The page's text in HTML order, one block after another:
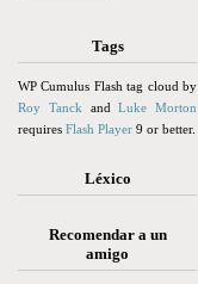
Tags
WP Cumulus Flash tag cloud by
Roy Tanck andLuke Morton
requires Flash Player 9 or better.
Léxico
Recomendar a un
amigo